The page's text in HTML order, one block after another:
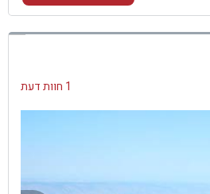
1 חוות דעת